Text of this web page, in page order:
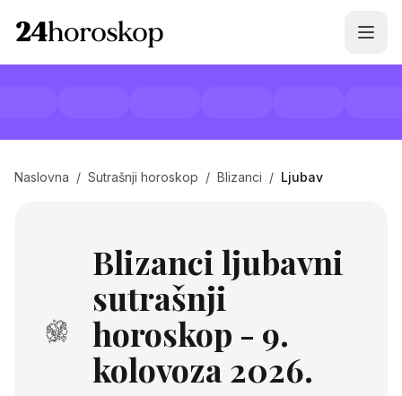
Naslovna / Sutrašnji horoskop / Blizanci / Ljubav
Blizanci ljubavni
sutrašnji
horoskop - 9.
kolovoza 2026.